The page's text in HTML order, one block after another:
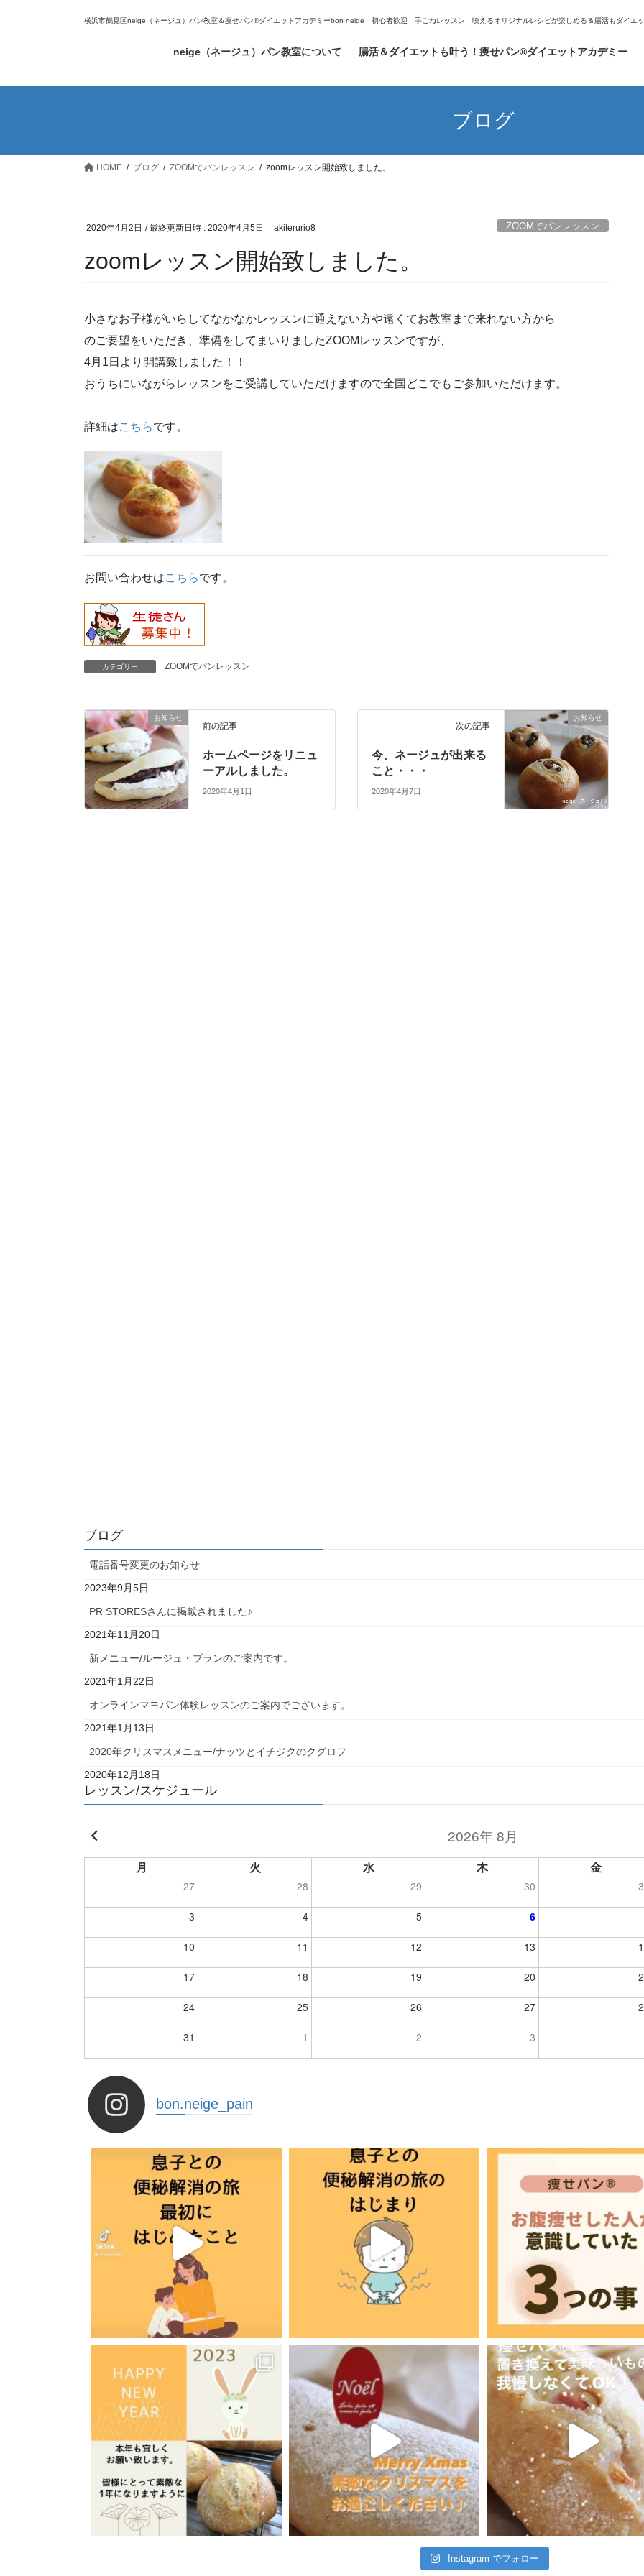
横浜市鶴見区neige（ネージュ）パン教室＆痩せパン®ダイエットアカデミーbon neige 初心者歓迎 手ごねレッスン 映えるオリジナルレシピが楽しめる＆腸活もダイエ
neige（ネージュ）パン教室について 腸活＆ダイエットも叶う！痩せパン®ダイエットアカデミー
ブログ
HOME ブログ ZOOMでパンレッスン zoomレッスン開始致しました。
2020年4月2日 / 最終更新日時 : 2020年4月5日 akiterurio8 ZOOMでパンレッスン
zoomレッスン開始致しました。
小さなお子様がいらしてなかなかレッスンに通えない方や遠くてお教室まで来れない方から
のご要望をいただき、準備をしてまいりましたZOOMレッスンですが、
4月1日より開講致しました！！
おうちにいながらレッスンをご受講していただけますので全国どこでもご参加いただけます。
詳細はこちらです。
お問い合わせはこちらです。
カテゴリー ZOOMでパンレッスン
お知らせ
前の記事
ホームページをリニュ
ーアルしました。
2020年4月1日
お知らせ
次の記事
今、ネージュが出来る
こと・・・
2020年4月7日
ブログ
電話番号変更のお知らせ
2023年9月5日
PR STORESさんに掲載されました♪
2021年11月20日
新メニュー/ルージュ・ブランのご案内です。
2021年1月22日
オンラインマヨパン体験レッスンのご案内でございます。
2021年1月13日
2020年クリスマスメニュー/ナッツとイチジクのクグロフ
2020年12月18日
レッスン/スケジュール
2026年 8月
月 火 水 木 金
27 28 29 30
3 4 5 6
10 11 12 13
17 18 19 20
24 25 26 27
31 1 2 3
bon.neige_pain
Instagram でフォロー